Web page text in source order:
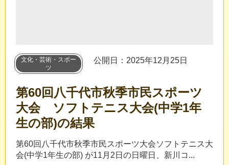
文化・芸術・スポー
ツ
公開日：2025年12月25日
第60回八千代市秋季市民スポーツ
大会 ソフトテニス大会(中学1年
生の部)の結果
第60回八千代市秋季市民スポーツ大会ソフトテニス大
会(中学1年生の部) が11月2日の日曜日、新川コ...